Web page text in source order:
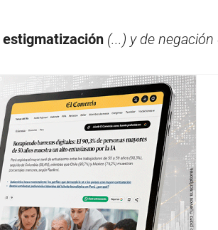
estigmatización(...) y de negación